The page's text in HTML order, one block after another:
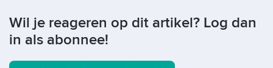
Wil je reageren op dit artikel? Log dan
in als abonnee!